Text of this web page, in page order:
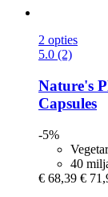
2 opties
5.0 (2)
Nature's
Capsules
-5%
40
€ 68,39 €